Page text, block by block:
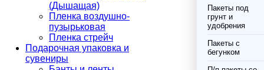
(Дышащая)
Пленка воздушно-
пузырьковая
Пленка стрейч
Подарочная упаковка и
сувениры
Пакеты под
грунт и
удобрения
Пакеты с
бегунком